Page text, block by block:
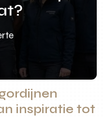
inspiratie tot